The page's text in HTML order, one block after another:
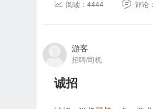
阅读：4444 评论
游客
招聘/司机
诚招